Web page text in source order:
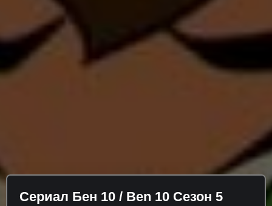
Сериал Бен 10 / Ben 10 Сезон 5